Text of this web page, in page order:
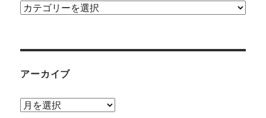
カ
ー
アーカイブ
ア